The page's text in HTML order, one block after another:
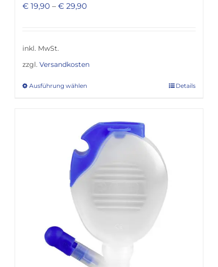
€ 19,90 – € 29,90
inkl. MwSt.
zzgl. Versandkosten
Ausführung wählen
mehrere
Varianten
auf.
Die
können
der
Produktseite
gewählt
Details